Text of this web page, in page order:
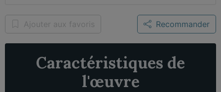
Ajouter aux favoris Recommander
Caractéristiques de
l'œuvre